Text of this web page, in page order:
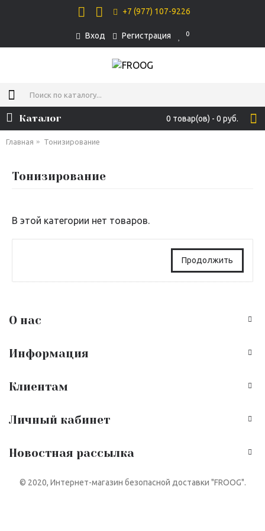
+7 (977) 107-9226
Вход Регистрация 0
0 товар(ов) - 0 руб.
Каталог
Главная Тонизирование
Тонизирование
В этой категории нет товаров.
Продолжить
О нас
Информация
Клиентам
Личный кабинет
Новостная рассылка
© 2020, Интернет-магазин безопасной доставки "FROOG".